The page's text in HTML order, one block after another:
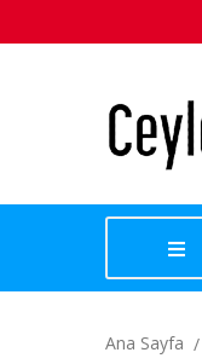
Ana Sayfa